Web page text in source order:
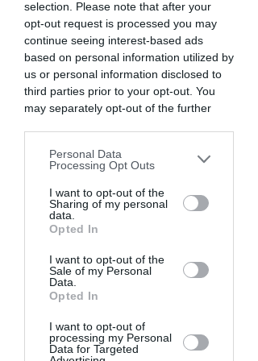
selection. Please note that after your
opt-out request is processed you may
continue seeing interest-based ads
based on personal information utilized by
us or personal information disclosed to
third parties prior to your opt-out. You
may separately opt-out of the further
downstream participants. This
information may also be disclosed by us
to third parties on theIAB’s List of
Downstream Participantsthat may
further disclose it to other third parties.
Personal Data
Processing Opt Outs
I want to opt-out of the
Sharing of my personal
data.
Opted In
I want to opt-out of the
Sale of my Personal
Data.
Opted In
I want to opt-out of
processing my Personal
Data for Targeted
on a commencé à travailler sérieusement le
pitch environ un mois avant.
Deux coachs envoyés par la production
nous ont bien aidé pour peaufiner le pitch,
travailler le non-verbal, et préparer les
Avant le jour J, on a répété ensemble
seulement 6 ou 7 fois.
temps, mais aussi parce qu’on voulait rester
naturels sur le plateau, sans que le discours
paraisse trop récité.
Et finalement, ça l’a fait !
Pour la scénographie, en revanche, il a fallu
anticiper. L’idée était de recréer l’angoisse
administrative que vivent les Français, avec
un plateau rempli de classeurs, de mots en